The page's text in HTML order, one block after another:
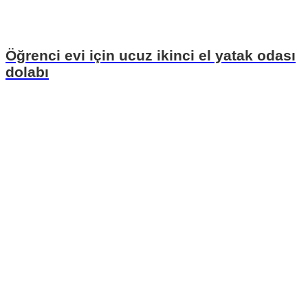
Öğrenci evi için ucuz ikinci el yatak odası
dolabı